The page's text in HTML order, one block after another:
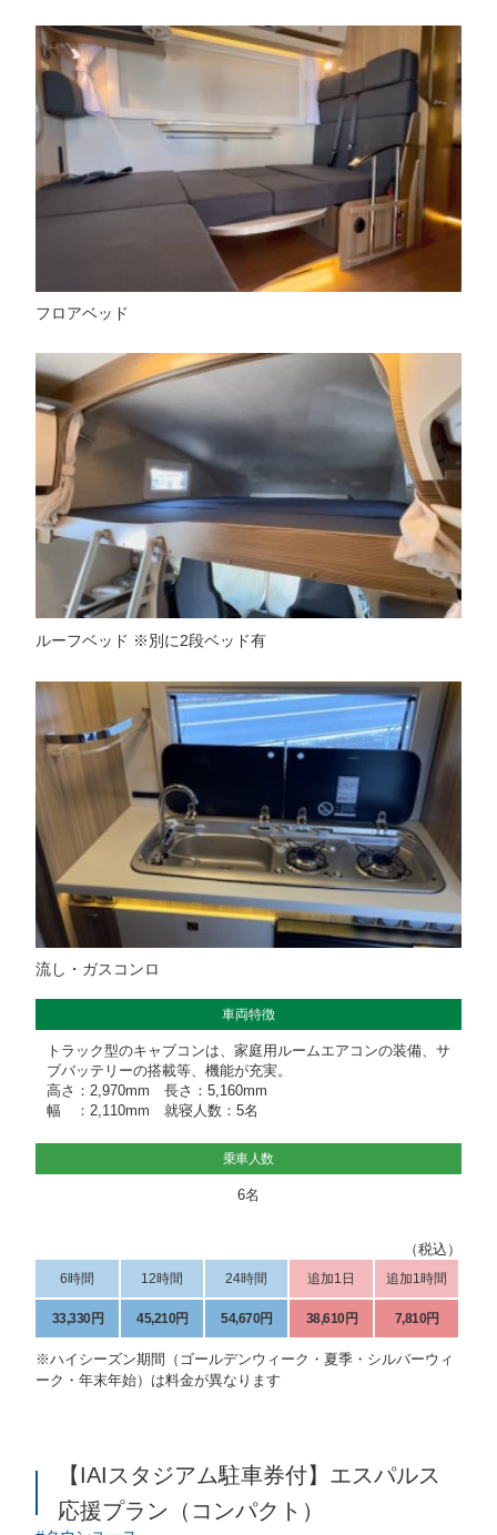
フロアベッド
ルーフベッド ※別に2段ベッド有
流し・ガスコンロ
車両特徴
トラック型のキャブコンは、家庭用ルームエアコンの装備、サ
ブバッテリーの搭載等、機能が充実。
高さ：2,970mm 長さ：5,160mm
幅 ：2,110mm 就寝人数：5名
乗車人数
6名
（税込）
6時間 12時間 24時間 追加1日 追加1時間
33,330円 45,210円 54,670円 38,610円 7,810円
※ハイシーズン期間（ゴールデンウィーク・夏季・シルバーウィ
ーク・年末年始）は料金が異なります
【IAIスタジアム駐車券付】エスパルス
応援プラン（コンパクト）